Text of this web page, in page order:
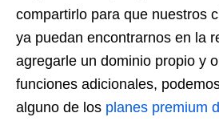
compartirlo para que nuestros
ya puedan encontrarnos en la
agregarle un dominio propio y
funciones adicionales,
alguno de los planes premium